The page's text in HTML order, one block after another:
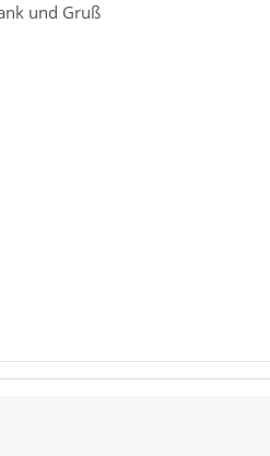
und Gruß